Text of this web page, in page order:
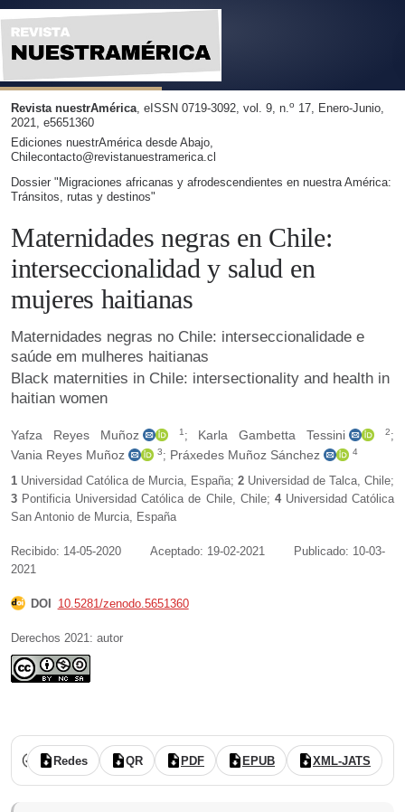
Maternidades negras en Chile: interseccionalidad y salud
Revista nuestrAmérica, eISSN 0719-3092, vol. 9, n.o 17, Enero-Junio,
2021, e5651360
Ediciones nuestrAmérica desde Abajo,
Chilecontacto@revistanuestramerica.cl
Dossier "Migraciones africanas y afrodescendientes en nuestra América:
Tránsitos, rutas y destinos"
Maternidades negras en Chile:
interseccionalidad y salud en
mujeres haitianas
Maternidades negras no Chile: interseccionalidade e
saúde em mulheres haitianas
Black maternities in Chile: intersectionality and health in
haitian women
Yafza Reyes Muñoz 1 ; Karla Gambetta Tessini 2;
Vania Reyes Muñoz 3; Práxedes Muñoz Sánchez 4
1 Universidad Católica de Murcia, España; 2 Universidad de Talca, Chile;
3 Pontificia Universidad Católica de Chile, Chile; 4 Universidad Católica
San Antonio de Murcia, España
Recibido: 14-05-2020 Aceptado: 19-02-2021
Publicado: 10-03-
2021
DOI 10.5281/zenodo.5651360
Derechos 2021: autor
Vol. 9 Núm. 17 (2021): (publicación continua: enero-junio)
revisado por pares acceso abierto
Redes QR PDF EPUB XML-JATS